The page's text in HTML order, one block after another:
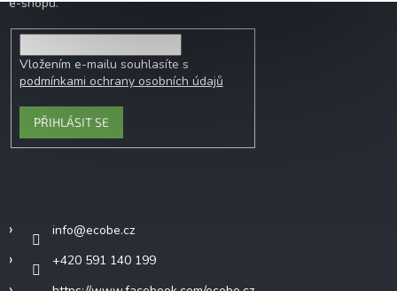
Vložením e-mailu souhlasíte s
podmínkami ochrany osobních údajů
PŘIHLÁSIT SE
info@ecobe.cz
+420 591 140 199